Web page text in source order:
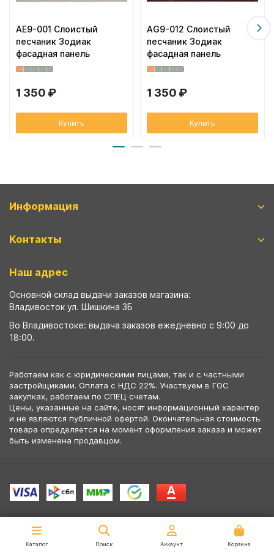
AE9-001 Слоистый
песчаник Зодиак
фасадная панель
1 350 ₽
Купить
AG9-012 Слоистый
песчаник Зодиак
фасадная панель
1 350 ₽
Купить
Информация
Контакты
Наш адрес
Основной склад выдачи заказов магазина:
Владивосток ул. Шишкина 3Б
Во Владивостоке: выдача заказов ежедневно с 9:00 до
18:00.
Работаем как с юридическими лицами, так и с частными
застройщиками. Оплата с НДС 22%. Участвуем в ГОС
закупках, работаем по СПЕЦ счетам.
Цены, указанные на сайте, носят информационный характер
и не являются публичной офертой. Окончательная стоимость
товара определяется на момент оформления заказа и может
быть изменена продавцом.
Каталог Поиск Аккаунт Корзина